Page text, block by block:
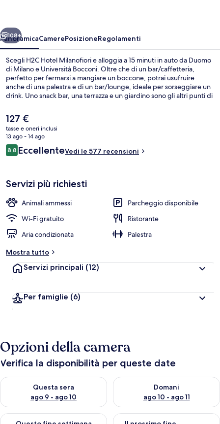
Avanti
108+
PanoramicaCamerePosizioneRegolamenti
Scegli H2C Hotel Milanofiori e alloggia a 15 minuti in auto da Duomo
di Milano e Università Bocconi. Oltre che di un bar/caffetteria,
perfetto per fermarsi a mangiare un boccone, potrai usufruire
anche di una palestra e di un bar/lounge, ideale per sorseggiare un
drink. Uno snack bar, una terrazza e un giardino sono gli altri punti di
con i mezzi pubblici: Stazione metro di Assago Milanofiori Nord si
trova a 6 min a piedi e Stazione metro di Assago Milanofiori Forum a
14.
Il
prezzo
attuale
è
127 €
127 €
tasse e oneri inclusi
13 ago - 14 ago
Recensioni
8,88,8 su 10
EccellenteVedi le 577 recensioni
Servizi più richiesti
Animali ammessi
Parcheggio disponibile
Wi-Fi gratuito
Ristorante
Aria condizionata
Palestra
Mostra tutto
Servizi principali (12)
Per famiglie (6)
Opzioni della camera
Verifica la disponibilità per queste date
Questa sera
ago 9 - ago 10
Verifica la disponibilità per questa sera, ago 9 - ago 10
Domani
ago 10 - ago 11
Verifica la disponibilità per
Verifica la disponibilità per questo fine settimana, ago 14 -
Verifica la disponibilità per il